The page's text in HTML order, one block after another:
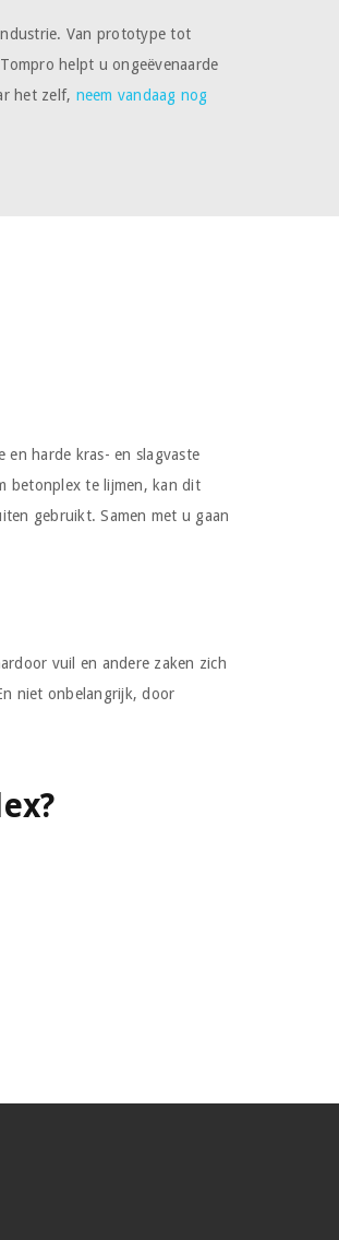
Van prototype tot
helpt u ongeëvenaarde
het zelf, neem vandaag nog
en harde kras- en slagvaste
betonplex te lijmen, kan dit
gebruikt. Samen met u gaan
vuil en andere zaken zich
niet onbelangrijk, door